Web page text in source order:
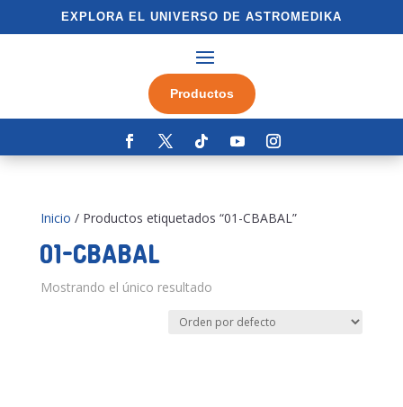
EXPLORA EL UNIVERSO DE ASTROMEDIKA
Productos
Inicio / Productos etiquetados “01-CBABAL”
01-CBABAL
Mostrando el único resultado